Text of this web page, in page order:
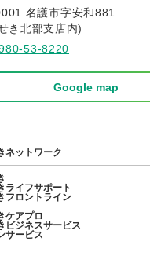
名護市字安和881
き北部支店内)
53-8220
Google map
ネットワーク
ライフサポート
フロントライン
ケアプロ
ビジネスサービス
サービス